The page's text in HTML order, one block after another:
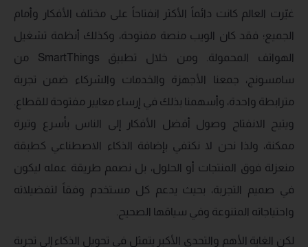
غيّرت العالم كانت دائماً الأكثر انفتاحاً على مختلف الأفكار وأمام
الجميع؛ فقد كان الويب منصة مفتوحة، وكذلك أنظمة تشغيل
الهواتف المحمولة. ومن خلال تطبيق SmartThings من
سامسونج، جمعنا الأجهزة والخدمات والشركاء ضمن تجربة
مترابطة واحدة، وأسهمنا بذلك في إرساء معايير مفتوحة للقطاع.
ويتيح الانفتاح وصول أفضل الأفكار إلى الناس بأسرع وتيرة
ممكنة، ولذا نحن لا نكتفي بإضافة الذكاء الاصطناعي كطبقة
منعزلة فوق المنتجات أو الحلول، بل نصمم طريقة عمله ليكون
في صميم التجربة، بحيث يدعم كل مستخدم وفقاً لتفضيلاته
واحتياجاته المتنوعة وفي سياقها الصحيح.
لكن الغاية الأهم والتحدي الأكبر يتمثل في تحويل الذكاء إلى تجربة